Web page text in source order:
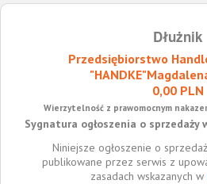
Dłużnik
Przedsiębiorstwo
0,00 PLN
Wierzytelność z prawomocnym
Sygnatura ogłoszenia o
Niniejsze ogłoszenie o
publikowane przez serwis z
zasadach wskazanych w